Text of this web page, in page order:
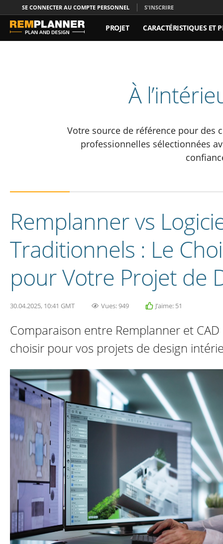
SE CONNECTER AU COMPTE PERSONNEL S'INSCRIRE
PROJET CARACTÉRISTIQUES ET
À
Votre source de référence pour des
professionnelles sélectionnées
Remplanner vs
Traditionnels : Le
pour Votre Projet de
30.04.2025, 10:41 GMT Vues: 949 J’aime: 51
Comparaison entre Remplanner et
choisir pour vos projets de design